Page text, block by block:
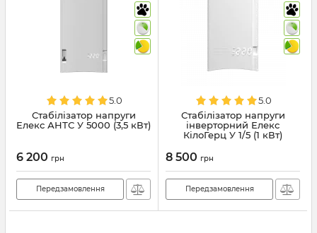
5.0
Стабілізатор напруги
Елекс АНТС У 5000 (3,5 кВт)
6 200 грн
Передзамовлення
5.0
Стабілізатор напруги
інверторний Елекс
КілоГерц У 1/5 (1 кВт)
8 500 грн
Передзамовлення